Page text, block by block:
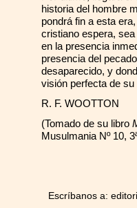
historia del hombre
pondrá fin a esta
cristiano espera,
en la presencia
presencia del
desaparecido, y
visión perfecta de su
R. F. WOOTTON
(Tomado de su libro
Musulmania Nº 10,
Escríbanos a: